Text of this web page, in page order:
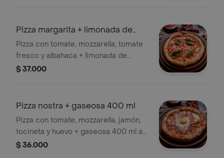
Pizza margarita + limonada de
sandía
Pizza con tomate, mozzarella, tomate
fresco y albahaca + limonada de
sandía
$ 37.000
Pizza nostra + gaseosa 400 ml
Pizza con tomate, mozzarella, jamón,
tocineta y huevo + gaseosa 400 ml a
elección
$ 36.000